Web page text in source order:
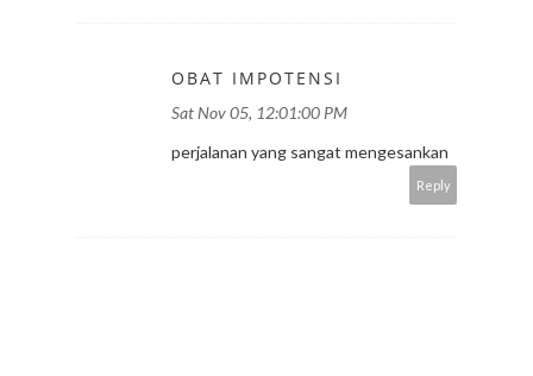
OBAT IMPOTENSI
Sat Nov 05, 12:01:00 PM
perjalanan yang sangat mengesankan
Reply